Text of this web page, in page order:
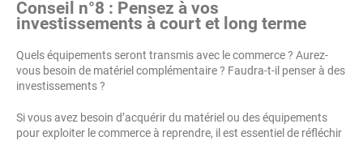
Conseil n°8 : Pensez à vos
investissements à court et long terme
Quels équipements seront transmis avec le commerce ? Aurez-
vous besoin de matériel complémentaire ? Faudra-t-il penser à des
investissements ?
Si vous avez besoin d’acquérir du matériel ou des équipements
pour exploiter le commerce à reprendre, il est essentiel de réfléchir